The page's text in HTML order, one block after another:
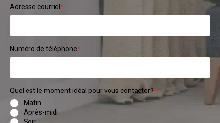
Adresse courriel *
Numéro de téléphone*
Quel est le moment idéal pour vous contacter?*
Matin
Après-midi